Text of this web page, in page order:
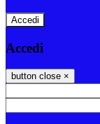
Accedi
Accedi
button close ×